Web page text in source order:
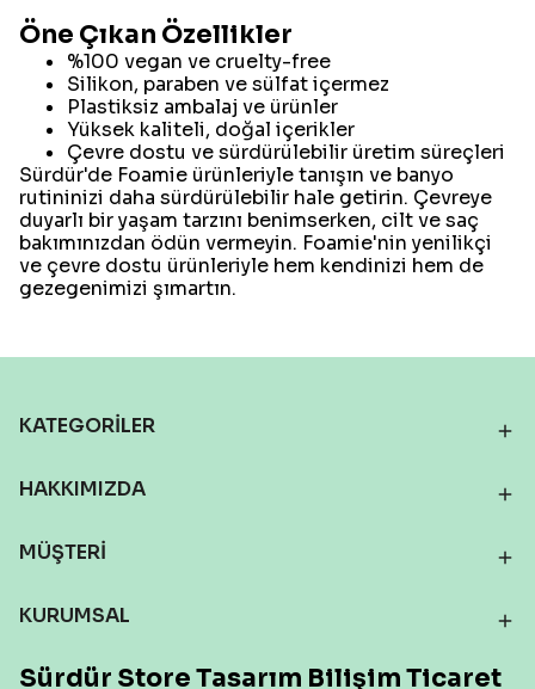
Öne Çıkan Özellikler
%100 vegan ve cruelty-free
Silikon, paraben ve sülfat içermez
Plastiksiz ambalaj ve ürünler
Yüksek kaliteli, doğal içerikler
Çevre dostu ve sürdürülebilir üretim süreçleri
Sürdür'de Foamie ürünleriyle tanışın ve banyo
rutininizi daha sürdürülebilir hale getirin. Çevreye
duyarlı bir yaşam tarzını benimserken, cilt ve saç
bakımınızdan ödün vermeyin. Foamie'nin yenilikçi
ve çevre dostu ürünleriyle hem kendinizi hem de
gezegenimizi şımartın.
KATEGORİLER
HAKKIMIZDA
MÜŞTERİ
KURUMSAL
Sürdür Store Tasarım Bilişim Ticaret